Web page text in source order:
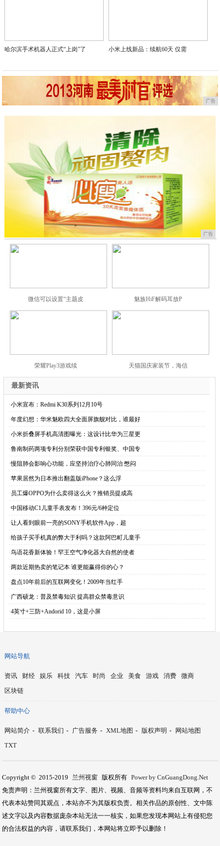
哈尔滨手术机器人正式“上岗”了 小米上线新品：续航60天 仅需
广告
广告
微信可以设置“主题皮 魅族HiF解码耳放P
荣耀Play3游戏续 天猫国庆家装节，海信
最新资讯
·小米宣布：Redmi K30系列12月10号
·年度幻想：华米魅欧四大全面屏旗舰对比，谁最好
·小米折叠屏手机高清图曝光：这设计比华为三星更
·鲁南制药两项专利分别荣获中国专利银奖、中国专
·慢阻肺会影响心功能，应坚持治疗心肺同治 憋闷
·苹果居然为日本推出翻盖版iPhone？这么浮
· 员工爆OPPO为什么卖得这么火？推销员提成高
·中国移动C1儿童手表发布！396元/6种定位
·让人看到眼前一亮的SONY手机软件App，超
·给孩子买手机真的弊大于利吗？这款阿巴町儿童手
·鸟语花香新体验！罕王空气净化器大自然的使者
·两款近期热卖的笔记本 谁更能赢得你的心？
·盘点10年前后的互联网变化！2009年当红手
·广西硕龙：普及禁毒知识 提高群众禁毒意识
·4英寸+三防+Andorid 10，这是小屏
网站导航
资讯 财经 娱乐 科技 汽车 时尚 企业 美食 游戏 消费
微商
区块链
帮助中心
网站简介 - 联系我们 - 广告服务 - XML地图 - 版权声明 -
网站地图
TXT
Copyright © 2015-2019 兰州视窗 版权所有 Power by CnGuangDong.Net
免责声明：兰州视窗所有文字、图片、视频、音频等资料均来自互联网，不
代表本站赞同其观点，本站亦不为其版权负责。相关作品的原创性、文中陈
述文字以及内容数据庞杂本站无法一一核实，如果您发现本网站上有侵犯您
的合法权益的内容，请联系我们，本网站将立即予以删除！